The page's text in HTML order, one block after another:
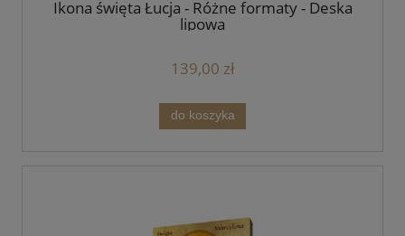
Ikona święta Łucja - Różne formaty - Deska
lipowa
139,00 zł
do koszyka